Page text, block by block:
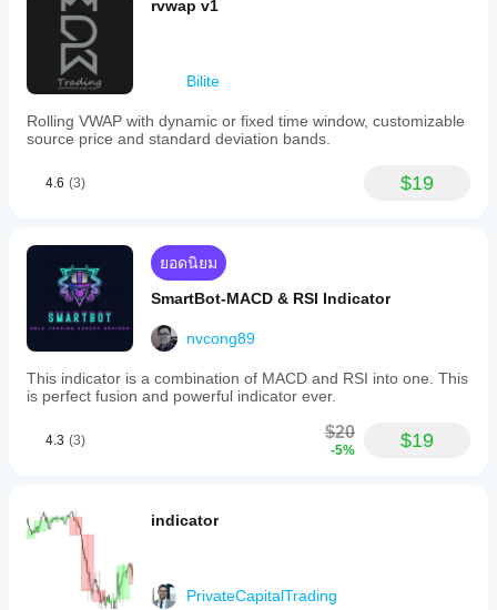
rvwap v1
Bilite
Rolling VWAP with dynamic or fixed time window, customizable
source price and standard deviation bands.
4.6 (3) $19
ยอดนิยม
SmartBot-MACD & RSI Indicator
nvcong89
This indicator is a combination of MACD and RSI into one. This
is perfect fusion and powerful indicator ever.
4.3 (3) $20
-5% $19
indicator
PrivateCapitalTrading